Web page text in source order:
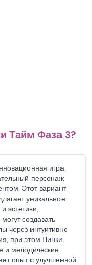
Тайм Фаза 3?
игра
персонаж
Этот вариант
уникальное
эстетики,
создавать
через интуитивно
при этом Пинки
и мелодические
опыт с улучшенной